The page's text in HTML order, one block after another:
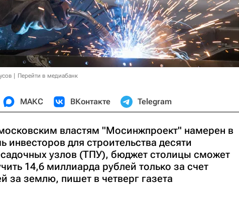
Перейти в медиабанк
МАКС ВКонтакте Telegram
властям "Мосинжпроект" намерен в
инвесторов для строительства десяти
узлов (ТПУ), бюджет столицы сможет
14,6 миллиарда рублей только за счет
за землю, пишет в четверг газета